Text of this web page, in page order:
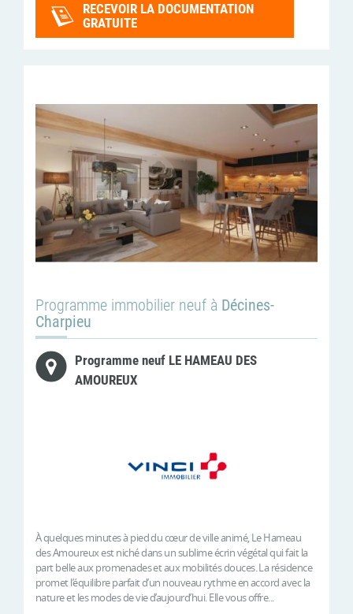
RECEVOIR LA DOCUMENTATION
GRATUITE
Programme immobilier neuf à Décines-
Charpieu
Programme neuf LE HAMEAU DES
AMOUREUX
À quelques minutes à pied du cœur de ville animé, Le Hameau
des Amoureux est niché dans un sublime écrin végétal qui fait la
part belle aux promenades et aux mobilités douces. La résidence
promet l’équilibre parfait d’un nouveau rythme en accord avec la
nature et les modes de vie d’aujourd’hui. Elle vous offre...